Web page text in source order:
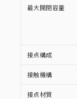
最大開閉容量
接点構成
接触機構
接点材質
：EU RoHS指令（10
応した製品が提供可能